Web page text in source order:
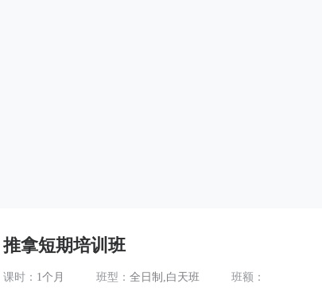
推拿短期培训班
课时： 1个月 班型： 全日制,白天班 班额：